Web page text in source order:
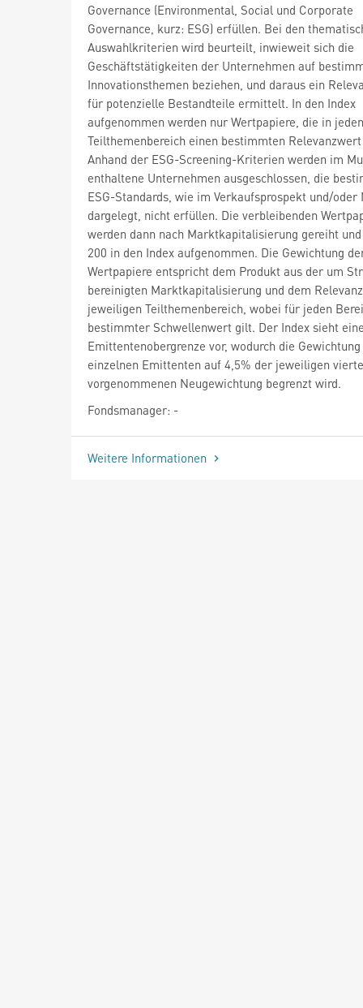
Governance (Environmental, Social und Corporate
Governance, kurz: ESG) erfüllen. Bei den
Auswahlkriterien wird beurteilt, inwieweit sich die
Geschäftstätigkeiten der Unternehmen auf
Innovationsthemen beziehen, und daraus ein
für potenzielle Bestandteile ermittelt. In den Index
aufgenommen werden nur Wertpapiere, die in
Teilthemenbereich einen bestimmten
Anhand der ESG-Screening-Kriterien werden im
enthaltene Unternehmen ausgeschlossen, die
ESG-Standards, wie im Verkaufsprospekt und/oder
dargelegt, nicht erfüllen. Die verbleibenden
werden dann nach Marktkapitalisierung gereiht
200 in den Index aufgenommen. Die Gewichtung
Wertpapiere entspricht dem Produkt aus der um
bereinigten Marktkapitalisierung und dem
jeweiligen Teilthemenbereich, wobei für jeden
bestimmter Schwellenwert gilt. Der Index sieht
Emittentenobergrenze vor, wodurch die
einzelnen Emittenten auf 4,5% der jeweiligen
vorgenommenen Neugewichtung begrenzt wird.
Fondsmanager: -
Weitere Informationen